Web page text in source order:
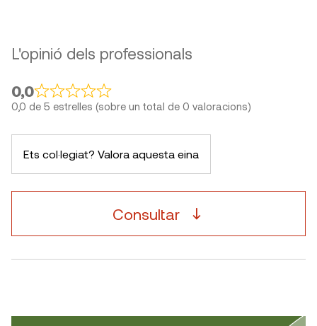
L'opinió dels professionals
0,0
0,0 de 5 estrelles (sobre un total de 0 valoracions)
Ets col·legiat? Valora aquesta eina
Consultar